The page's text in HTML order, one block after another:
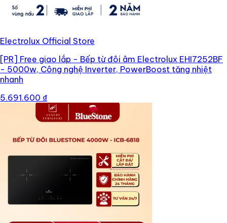
Electrolux Official Store
[PR] Free giao lắp - Bếp từ đôi âm Electrolux EHI7252BF
- 5000w, Công nghệ Inverter, PowerBoost tăng nhiệt
nhanh
5.691.600 ₫